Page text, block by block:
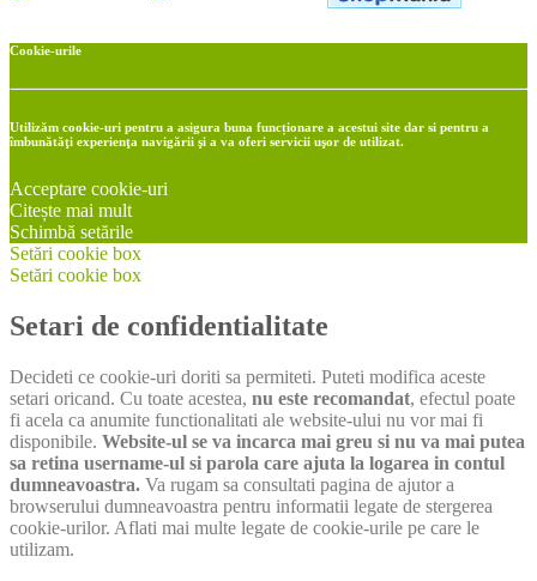
Cookie-urile
Utilizăm cookie-uri pentru a asigura buna funcționare a acestui site dar si pentru a
îmbunătăţi experienţa navigării şi a va oferi servicii uşor de utilizat.
Acceptare cookie-uri
Citește mai mult
Schimbă setările
Setări cookie box
Setări cookie box
Setari de confidentialitate
Decideti ce cookie-uri doriti sa permiteti. Puteti modifica aceste
setari oricand. Cu toate acestea, nu este recomandat, efectul poate
fi acela ca anumite functionalitati ale website-ului nu vor mai fi
disponibile. Website-ul se va incarca mai greu si nu va mai putea
sa retina username-ul si parola care ajuta la logarea in contul
dumneavoastra. Va rugam sa consultati pagina de ajutor a
browserului dumneavoastra pentru informatii legate de stergerea
cookie-urilor. Aflati mai multe legate de cookie-urile pe care le
utilizam.